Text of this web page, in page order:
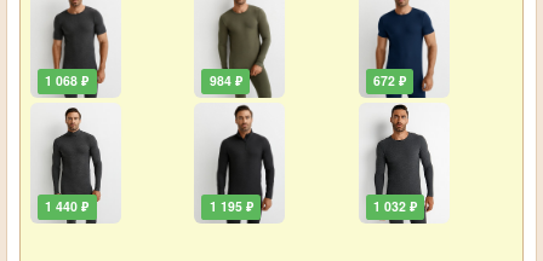
1 068 ₽
1 440 ₽
984 ₽
1 195 ₽
672 ₽
1 032 ₽